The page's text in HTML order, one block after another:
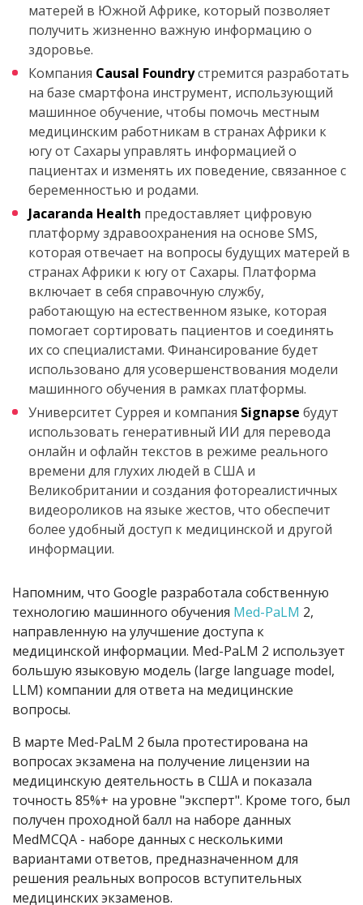
матерей в Южной Африке, который позволяет
получить жизненно важную информацию о
здоровье.
Компания Causal Foundryстремится разработать
на базе смартфона инструмент, использующий
машинное обучение, чтобы помочь местным
медицинским работникам в странах Африки к
югу от Сахары управлять информацией о
пациентах и изменять их поведение, связанное с
беременностью и родами.
Jacaranda Health предоставляет цифровую
платформу здравоохранения на основе SMS,
которая отвечает на вопросы будущих матерей в
странах Африки к югу от Сахары. Платформа
включает в себя справочную службу,
работающую на естественном языке, которая
помогает сортировать пациентов и соединять
их со специалистами. Финансирование будет
использовано для усовершенствования модели
машинного обучения в рамках платформы.
Университет Суррея и компания Signapse будут
использовать генеративный ИИ для перевода
онлайн и офлайн текстов в режиме реального
времени для глухих людей в США и
Великобритании и создания фотореалистичных
видеороликов на языке жестов, что обеспечит
более удобный доступ к медицинской и другой
информации.
Напомним, что Google разработала собственную
технологию машинного обучения Med-PaLM 2,
направленную на улучшение доступа к
медицинской информации. Med-PaLM 2 использует
большую языковую модель (large language model,
LLM) компании для ответа на медицинские
вопросы.
В марте Med-PaLM 2 была протестирована на
вопросах экзамена на получение лицензии на
медицинскую деятельность в США и показала
точность 85%+ на уровне "эксперт". Кроме того, был
получен проходной балл на наборе данных
MedMCQA - наборе данных с несколькими
вариантами ответов, предназначенном для
решения реальных вопросов вступительных
медицинских экзаменов.